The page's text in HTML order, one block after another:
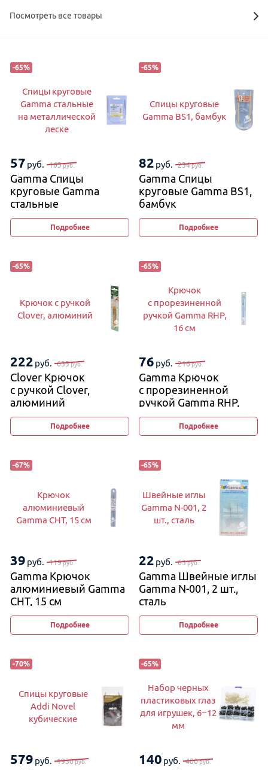
Посмотреть все товары
-65%
Спицы круговые
Gamma стальные
на металлической
леске
57 руб. 163руб.
Gamma Спицы
круговые Gamma
стальные
на металлической
Подробнее
-65%
Спицы круговые
Gamma BS1, бамбук
82 руб. 234руб.
Gamma Спицы
круговые Gamma BS1,
бамбук
Подробнее
-65%
Крючок с ручкой
Clover, алюминий
222 руб. 633руб.
Clover Крючок
с ручкой Clover,
алюминий
Подробнее
-65%
Крючок
с прорезиненной
ручкой Gamma RHP,
16 см
76 руб. 216руб.
Gamma Крючок
с прорезиненной
ручкой Gamma RHP,
16 см
Подробнее
-67%
Крючок
алюминиевый
Gamma CHT, 15 см
39 руб. 119руб.
Gamma Крючок
алюминиевый Gamma
CHT, 15 см
Подробнее
-65%
Швейные иглы
Gamma N-001, 2
шт., сталь
22 руб. 63руб.
Gamma Швейные иглы
Gamma N-001, 2 шт.,
сталь
Подробнее
-70%
Спицы круговые
Addi Novel
кубические
579 руб. 1930руб.
-65%
Набор черных
пластиковых глаз
для игрушек, 6−12
мм
140 руб. 400руб.